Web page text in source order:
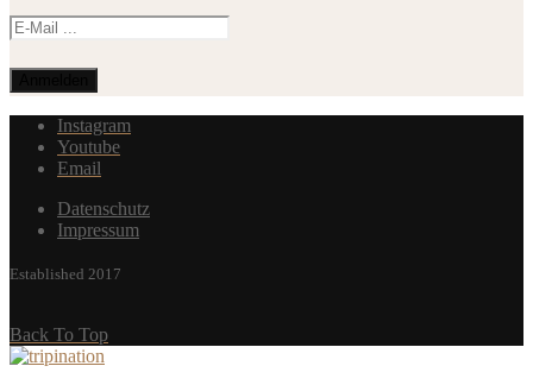
Instagram
Youtube
Email
Datenschutz
Impressum
Established 2017
Back To Top